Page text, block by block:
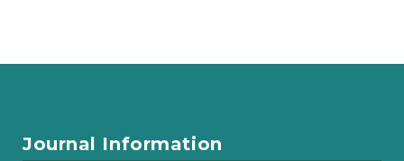
Journal Information